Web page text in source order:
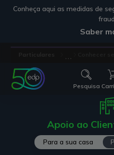
Conheça aqui as medidas de
Saber
Pesquisa
Apoio ao
Para a sua casa